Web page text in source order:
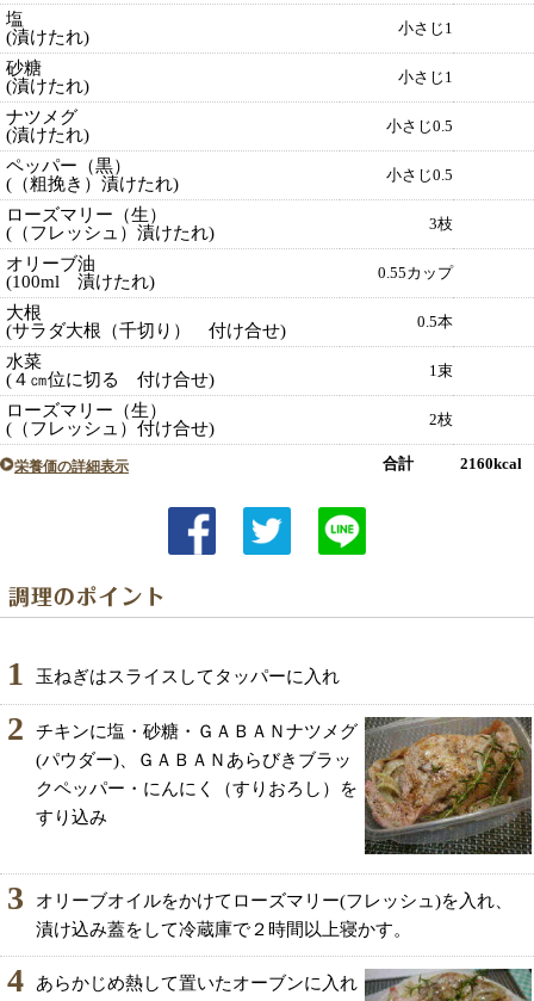
塩
(漬けたれ)
小さじ1
砂糖
(漬けたれ)
小さじ1
ナツメグ
(漬けたれ)
小さじ0.5
ペッパー（黒）
(（粗挽き）漬けたれ)
小さじ0.5
ローズマリー（生）
(（フレッシュ）漬けたれ)
3枝
オリーブ油
(100ml 漬けたれ)
0.55カップ
大根
(サラダ大根（千切り） 付け合せ)
0.5本
水菜
(４㎝位に切る 付け合せ)
1束
ローズマリー（生）
(（フレッシュ）付け合せ)
2枝
栄養価の詳細表示 合計 2160kcal
1 玉ねぎはスライスしてタッパーに入れ
2
チキンに塩・砂糖・ＧＡＢＡＮナツメグ
(パウダー)、ＧＡＢＡＮあらびきブラッ
クペッパー・にんにく（すりおろし）を
すり込み
3
オリーブオイルをかけてローズマリー(フレッシュ)を入れ、
漬け込み蓋をして冷蔵庫で２時間以上寝かす。
4
あらかじめ熱して置いたオーブンに入れ